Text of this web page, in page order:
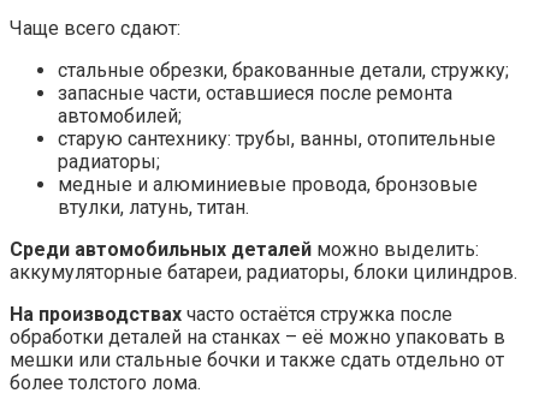
Чаще всего сдают:
стальные обрезки, бракованные детали, стружку;
запасные части, оставшиеся после ремонта
автомобилей;
старую сантехнику: трубы, ванны, отопительные
радиаторы;
медные и алюминиевые провода, бронзовые
втулки, латунь, титан.
Среди автомобильных деталей можно выделить:
аккумуляторные батареи, радиаторы, блоки цилиндров.
На производствах часто остаётся стружка после
обработки деталей на станках – её можно упаковать в
мешки или стальные бочки и также сдать отдельно от
более толстого лома.